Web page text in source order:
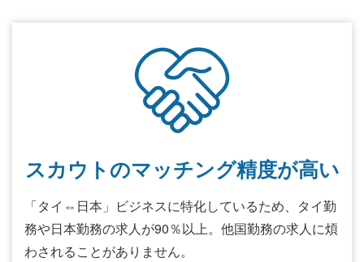
スカウトのマッチング精度が高い
「タイ⇔日本」ビジネスに特化しているため、タイ勤
務や日本勤務の求人が90％以上。他国勤務の求人に煩
わされることがありません。